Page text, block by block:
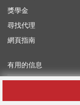
獎學金
尋找代理
網頁指南
有用的信息
開發者API